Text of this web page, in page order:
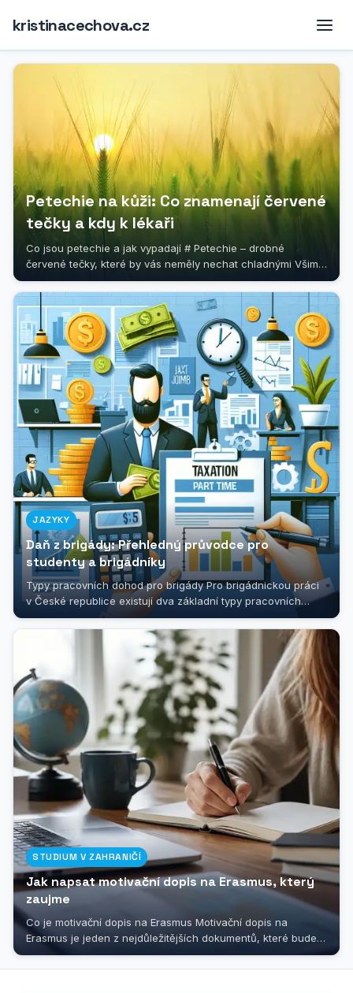
kristinacechova.cz
Petechie na kůži: Co znamenají červené
tečky a kdy k lékaři
Co jsou petechie a jak vypadají # Petechie – drobné
červené tečky, které by vás neměly nechat chladnými Všimli
jste si někdy na kůži...
JAZYKY
Daň z brigády: Přehledný průvodce pro
studenty a brigádníky
Typy pracovních dohod pro brigády Pro brigádnickou práci
v České republice existují dva základní typy pracovních
dohod - Dohoda o...
STUDIUM V ZAHRANIČÍ
Jak napsat motivační dopis na Erasmus, který
zaujme
Co je motivační dopis na Erasmus Motivační dopis na
Erasmus je jeden z nejdůležitějších dokumentů, které budete
muset připravit, pokud se...